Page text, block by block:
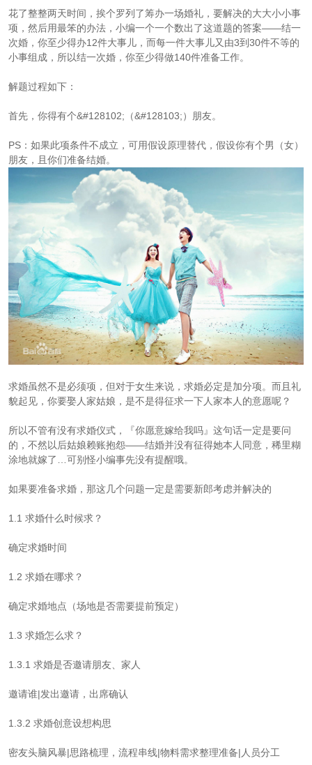
花了整整两天时间，挨个罗列了筹办一场婚礼，要解决的大大小小事
项，然后用最笨的办法，小编一个一个数出了这道题的答案——结一
次婚，你至少得办12件大事儿，而每一件大事儿又由3到30件不等的
小事组成，所以结一次婚，你至少得做140件准备工作。
解题过程如下：
首先，你得有个&#128102;（&#128103;）朋友。
PS：如果此项条件不成立，可用假设原理替代，假设你有个男（女）
朋友，且你们准备结婚。
求婚虽然不是必须项，但对于女生来说，求婚必定是加分项。而且礼
貌起见，你要娶人家姑娘，是不是得征求一下人家本人的意愿呢？
所以不管有没有求婚仪式，『你愿意嫁给我吗』这句话一定是要问
的，不然以后姑娘赖账抱怨——结婚并没有征得她本人同意，稀里糊
涂地就嫁了…可别怪小编事先没有提醒哦。
如果要准备求婚，那这几个问题一定是需要新郎考虑并解决的
1.1 求婚什么时候求？
确定求婚时间
1.2 求婚在哪求？
确定求婚地点（场地是否需要提前预定）
1.3 求婚怎么求？
1.3.1 求婚是否邀请朋友、家人
邀请谁|发出邀请，出席确认
1.3.2 求婚创意设想构思
密友头脑风暴|思路梳理，流程串线|物料需求整理准备|人员分工